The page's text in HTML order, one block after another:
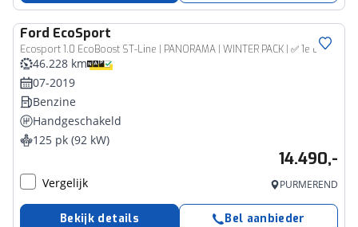
Ford EcoSport
Ecosport 1.0 EcoBoost ST-Line | PANORAMA | WINTER PACK | ✅ 1e Eigenaar
46.228 km
07-2019
Benzine
Handgeschakeld
125 pk (92 kW)
14.490,-
Vergelijk PURMEREND
Bekijk details Bel aanbieder